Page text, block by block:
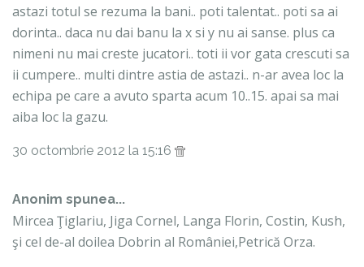
astazi totul se rezuma la bani.. poti talentat.. poti sa ai
dorinta.. daca nu dai banu la x si y nu ai sanse. plus ca
nimeni nu mai creste jucatori.. toti ii vor gata crescuti sa
ii cumpere.. multi dintre astia de astazi.. n-ar avea loc la
echipa pe care a avuto sparta acum 10..15. apai sa mai
aiba loc la gazu.
30 octombrie 2012 la 15:16
Anonim spunea...
Mircea Ţiglariu, Jiga Cornel, Langa Florin, Costin, Kush,
şi cel de-al doilea Dobrin al României,Petrică Orza.